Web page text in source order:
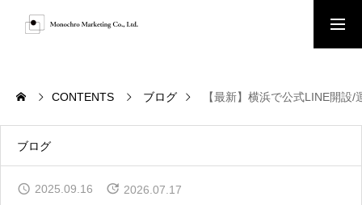
HOME
ABOUT
CONTENTS ブログ 【最新】横浜で公式LINE開設
ブログ
2025.09.16 2026.07.17